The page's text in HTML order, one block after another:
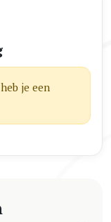
je een